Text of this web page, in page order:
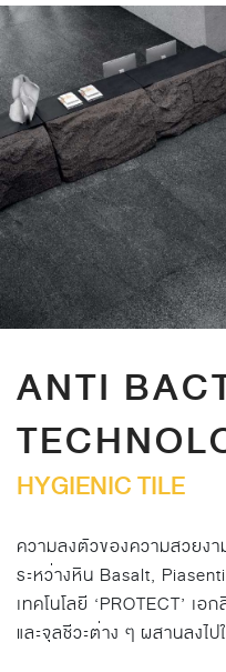
ANTI
HYGIENIC TILE
ความลงตัวของความสวยง
ระหว่างหิน Basalt,
เทคโนโลยี ‘PROTECT’ เ
และจุลชีวะต่าง ๆ ผสานลงไ